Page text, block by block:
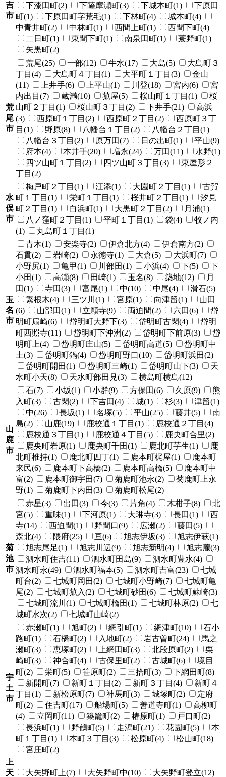
吉
市
下漆田町(2)
下薩摩瀬町(3) 下城本町(1)
下原田
町(1)
下原田町字荒毛(1) 下林町(4)
城本町(4)
中青井町(2)
中林町(1) 西間上町(1)
西間下町(4)
二日町(1)
東間下町(1) 南泉田町(1)
蓑野町(1)
矢黒町(2)
荒
尾
市
荒尾(25) 一部(12) 牛水(17) 大島(5)
大島町３
丁目(4)
大島町４丁目(1) 大平町１丁目(3)
金山
(11)
上井手(6) 上平山(1) 川登(18) 宮内(6)
宮
内出目(7)
蔵満(10) 菰屋(5) 桜山町１丁目(1)
桜
山町２丁目(1)
桜山町３丁目(2) 下井手(21)
高浜
(3)
西原町１丁目(2) 西原町２丁目(2)
西原町３丁
目(1)
野原(8) 八幡台１丁目(2)
八幡台２丁目(1)
八幡台３丁目(2)
原万田(7) 日の出町(1)
平山(9)
府本(4)
本井手(20) 増永(24) 万田(11)
水野(1)
四ツ山町１丁目(2)
四ツ山町３丁目(3)
東屋形２
丁目(2)
水
俣
市
梅戸町２丁目(1) 江添(1) 大園町２丁目(1)
古賀
町１丁目(1)
栄町１丁目(1) 桜井町２丁目(1)
汐見
町２丁目(1)
白浜町(1) 大黒町２丁目(2)
月浦(1)
八ノ窪町２丁目(1)
平町１丁目(1) 袋(4)
牧ノ内
(1)
丸島町１丁目(1)
玉
名
市
青木(1) 安楽寺(2) 伊倉北方(4)
伊倉南方(2)
石貫(2)
岩崎(2) 永徳寺(1) 大倉(5)
大浜町(7)
小野尻(1)
亀甲(1) 川部田(1) 小浜(4) 下(5)
下
小田(1)
高瀬(8) 田崎(1) 玉名(8) 築地(12)
月
田(1)
寺田(3) 富尾(1) 中(10) 中尾(4)
滑石(5)
繁根木(4)
三ツ川(1) 宮原(1) 向津留(1)
山田
(6)
山部田(1) 立願寺(9) 両迫間(2) 六田(6)
岱
明町扇崎(6)
岱明町大野下(3) 岱明町古閑(4)
岱明
町西照寺(11)
岱明町下沖洲(2) 岱明町下前原(3)
岱
明町上(4)
岱明町庄山(5) 岱明町高道(5)
岱明町中
土(3)
岱明町鍋(4) 岱明町野口(10)
岱明町浜田(2)
岱明町開田(1)
岱明町三崎(1) 岱明町山下(3)
天
水町小天(8)
天水町部田見(3) 横島町横島(12)
山
鹿
市
石(7) 小坂(1) 小群(9) 方保田(6) 久原(9)
熊
入町(3)
古閑(2) 下吉田(4) 城(1) 杉(3)
津留(1)
中(26)
長坂(1) 名塚(5) 平山(25) 藤井(5)
南
島(2)
山鹿(19) 鹿校通１丁目(1)
鹿校通２丁目(4)
鹿校通３丁目(1)
鹿校通４丁目(5)
鹿央町合里(2)
鹿央町岩原(1)
鹿央町千田(1) 鹿北町芋生(1)
鹿
北町椎持(1)
鹿北町四丁(1) 鹿本町梶屋(1)
鹿本町
来民(6)
鹿本町下高橋(2) 鹿本町高橋(5)
鹿本町中
富(2)
鹿本町御宇田(7) 菊鹿町池永(2)
菊鹿町上永
野(1)
菊鹿町下内田(3) 菊鹿町松尾(2)
菊
池
市
赤星(3) 出田(3) 今(3) 片角(4) 木柑子(8)
北
宮(5)
重味(1) 下河原(1) 大琳寺(3) 長田(1)
西
寺(14)
西迫間(1) 野間口(9) 広瀬(2)
藤田(5)
森北(4)
隈府(25) 亘(6) 旭志伊坂(3)
旭志伊萩(1)
旭志尾足(1)
旭志川辺(9) 旭志新明(4)
旭志麓(3)
泗水町住吉(11)
泗水町田島(9)
泗水町豊水(4)
泗水町永(49)
泗水町福本(5) 泗水町吉富(23)
七城
町台(2)
七城町岡田(2) 七城町小野崎(7)
七城町亀
尾(2)
七城町菰入(2) 七城町砂田(6)
七城町蘇崎(3)
七城町流川(1)
七城町橋田(1) 七城町林原(2)
七
城町水次(2)
七城町山崎(2)
宇
土
市
赤瀬町(1) 旭町(2) 網引町(1) 網津町(10)
石小
路町(1)
石橋町(2) 入地町(2) 岩古曽町(24)
馬之
瀬町(3)
恵塚町(2) 上網田町(3) 北段原町(2)
栗
崎町(3)
神合町(4) 古保里町(2) 古城町(6)
境目
町(2)
栄町(5) 笹原町(2) 三拾町(3)
下網田町(8)
新開町(7)
新町１丁目(2) 新町３丁目(4)
新町４
丁目(1)
新松原町(7) 神馬町(3) 城塚町(2)
定府
町(2)
住吉町(17) 船場町(5) 善道寺町(1)
高柳町
(4)
立岡町(11) 築籠町(2) 椿原町(1)
戸口町(2)
長浜町(1)
野鶴町(5) 走潟町(21) 花園町(5)
本
町１丁目(1)
本町３丁目(3) 松原町(4)
松山町(18)
宮庄町(2)
上
天
大矢野町上(7) 大矢野町中(10) 大矢野町登立(12)